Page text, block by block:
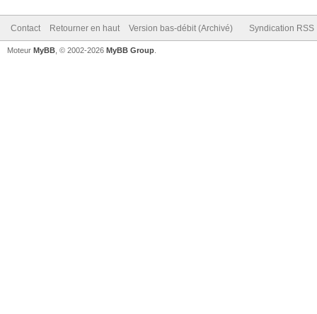
Contact Retourner en haut Version bas-débit (Archivé) Syndication RSS
Moteur MyBB , © 2002-2026 MyBB Group